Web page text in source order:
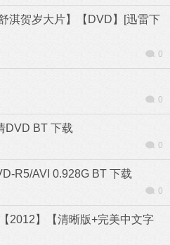
淇贺岁大片】【DVD】[迅雷下
0
0
DVD BT 下载
0
R5/AVI 0.928G BT 下载
0
2012】【清晰版+完美中文字